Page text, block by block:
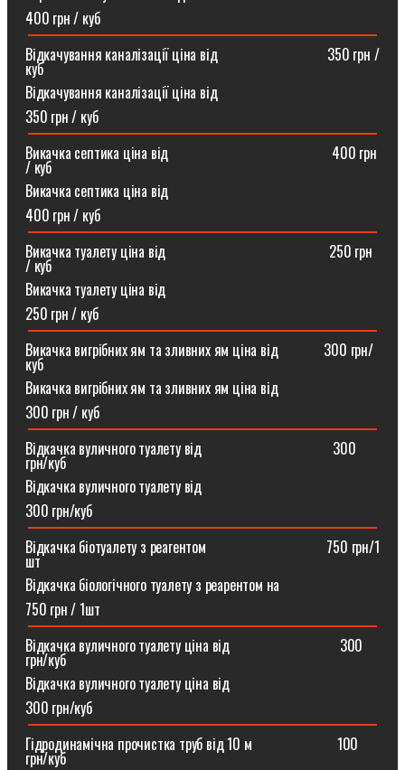
400 грн / куб
Відкачування каналізації ціна від ⠀⠀⠀⠀⠀⠀⠀⠀⠀⠀350 грн /
куб
Відкачування каналізації ціна від
350 грн / куб
Викачка септика ціна від ⠀⠀⠀⠀⠀⠀⠀⠀⠀⠀⠀⠀⠀⠀⠀400 грн
/ куб
Викачка септика ціна від
400 грн / куб
Викачка туалету ціна від ⠀⠀⠀⠀⠀⠀⠀⠀⠀⠀⠀⠀⠀⠀⠀250 грн
/ куб⠀
Викачка туалету ціна від
250 грн / куб
Викачка вигрібних ям та зливних ям ціна від ⠀⠀⠀⠀300 грн/
куб
Викачка вигрібних ям та зливних ям ціна від
300 грн / куб
Відкачка вуличного туалету від ⠀⠀⠀⠀⠀⠀⠀⠀⠀⠀⠀⠀300
грн/куб
Відкачка вуличного туалету від
300 грн/куб
Відкачка біотуалету з реагентом ⠀⠀⠀⠀⠀⠀⠀⠀⠀⠀⠀750 грн/1
шт
Відкачка біологічного туалету з реарентом на
750 грн / 1шт
Відкачка вуличного туалету ціна від ⠀⠀⠀⠀⠀⠀⠀⠀⠀⠀300
грн/куб
Відкачка вуличного туалету ціна від
300 грн/куб
Гідродинамічна прочистка труб від 10 м⠀⠀⠀⠀⠀⠀⠀⠀100
грн/куб